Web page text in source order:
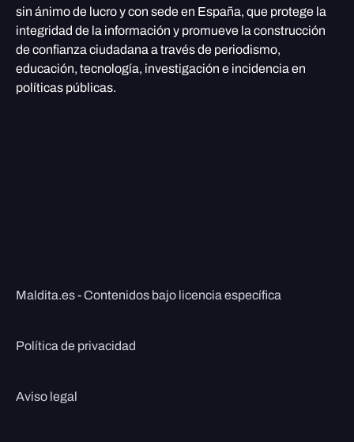
sin ánimo de lucro y con sede en España, que protege la
integridad de la información y promueve la construcción
de confianza ciudadana a través de periodismo,
educación, tecnología, investigación e incidencia en
políticas públicas.
Maldita.es - Contenidos bajo licencia específica
Política de privacidad
Aviso legal